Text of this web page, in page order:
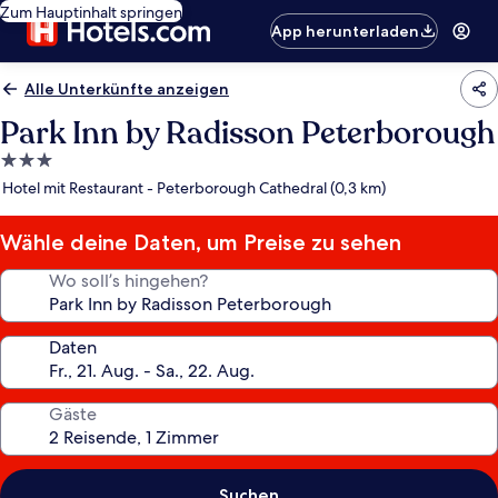
Zum Hauptinhalt springen
App herunterladen
Alle Unterkünfte anzeigen
Park Inn by Radisson Peterborough
3.0-
Sterne-
Hotel mit Restaurant - Peterborough Cathedral (0,3 km)
Wähle deine Daten, um Preise zu sehen
Wo soll’s hingehen?
Daten
Gäste